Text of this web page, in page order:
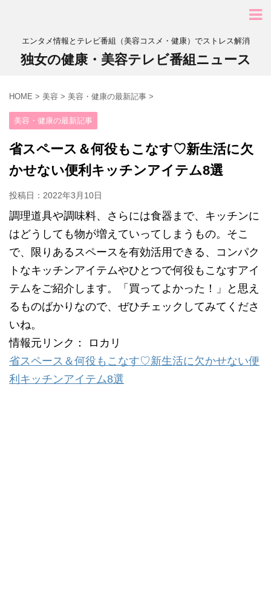
エンタメ情報とテレビ番組（美容コスメ・健康）でストレス解消
独女の健康・美容テレビ番組ニュース
HOME > 美容 > 美容・健康の最新記事 >
美容・健康の最新記事
省スペース＆何役もこなす♡新生活に欠
かせない便利キッチンアイテム8選
投稿日： 2022年3月10日
調理道具や調味料、さらには食器まで、キッチンに
はどうしても物が増えていってしまうもの。そこ
で、限りあるスペースを有効活用できる、コンパク
トなキッチンアイテムやひとつで何役もこなすアイ
テムをご紹介します。「買ってよかった！」と思え
るものばかりなので、ぜひチェックしてみてくださ
いね。
情報元リンク： ロカリ
省スペース＆何役もこなす♡新生活に欠かせない便
利キッチンアイテム8選